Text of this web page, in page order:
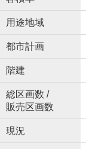
用途地域
都市計画
階建
総区画数 /
販売区画数
現況